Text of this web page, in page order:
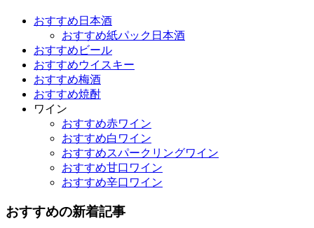
おすすめ日本酒
おすすめ紙パック日本酒
おすすめビール
おすすめウイスキー
おすすめ梅酒
おすすめ焼酎
ワイン
おすすめ赤ワイン
おすすめ白ワイン
おすすめスパークリングワイン
おすすめ甘口ワイン
おすすめ辛口ワイン
おすすめの新着記事